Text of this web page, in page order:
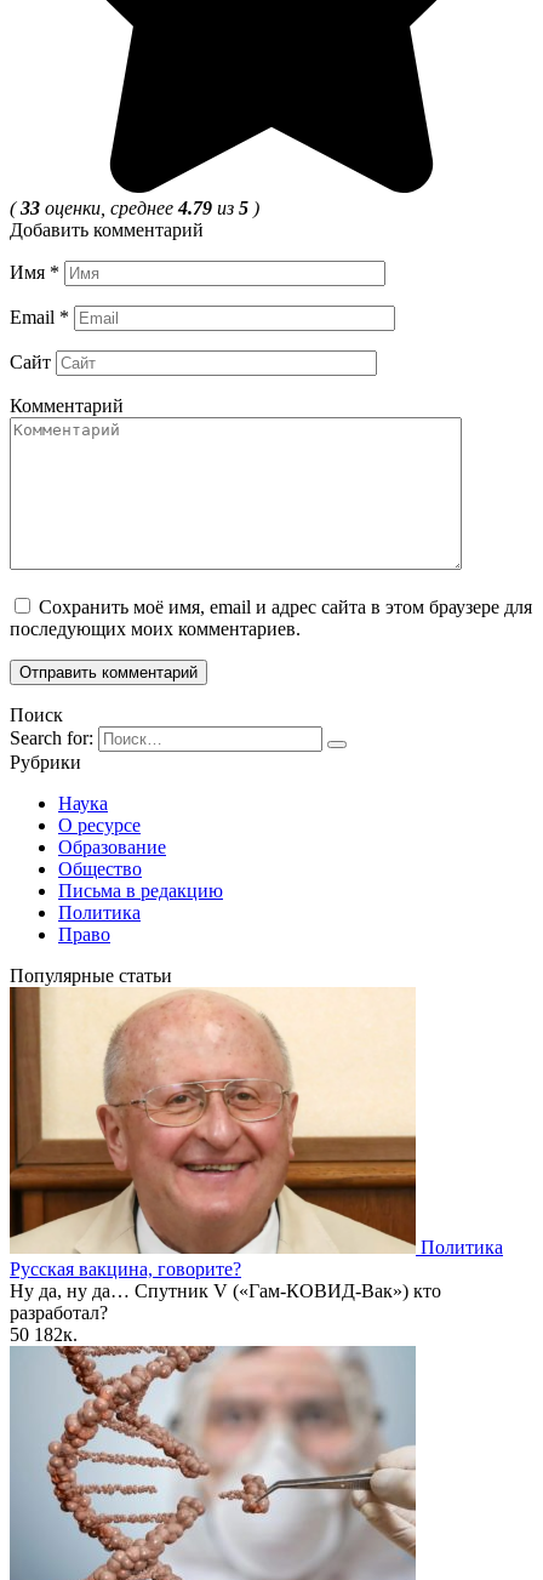
(33 оценки, среднее4.79 из 5 )
Добавить комментарий
Имя *
Email *
Сайт
Комментарий
Сохранить моё имя, email и адрес сайта в этом браузере для
последующих моих комментариев.
Поиск
Search for:
Рубрики
Наука
О ресурсе
Образование
Общество
Письма в редакцию
Политика
Право
Популярные статьи
Политика
Русская вакцина, говорите?
Ну да, ну да… Спутник V («Гам-КОВИД-Вак») кто
разработал?
50 182к.